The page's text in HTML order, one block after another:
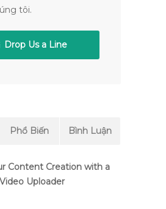
tôi.
Drop Us a Line
Phổ Biến Bình Luận
Content Creation with a
Uploader